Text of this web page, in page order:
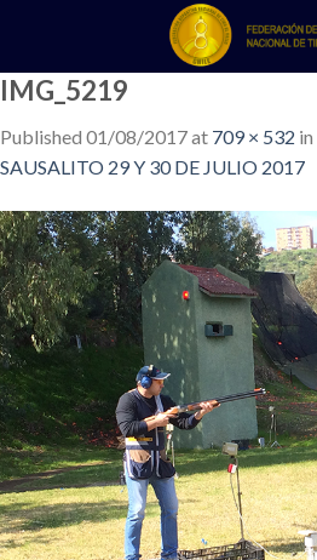
content
IMG_5219
Published 01/08/2017at 709 × 532 in
SAUSALITO 29 Y 30 DE JULIO 2017